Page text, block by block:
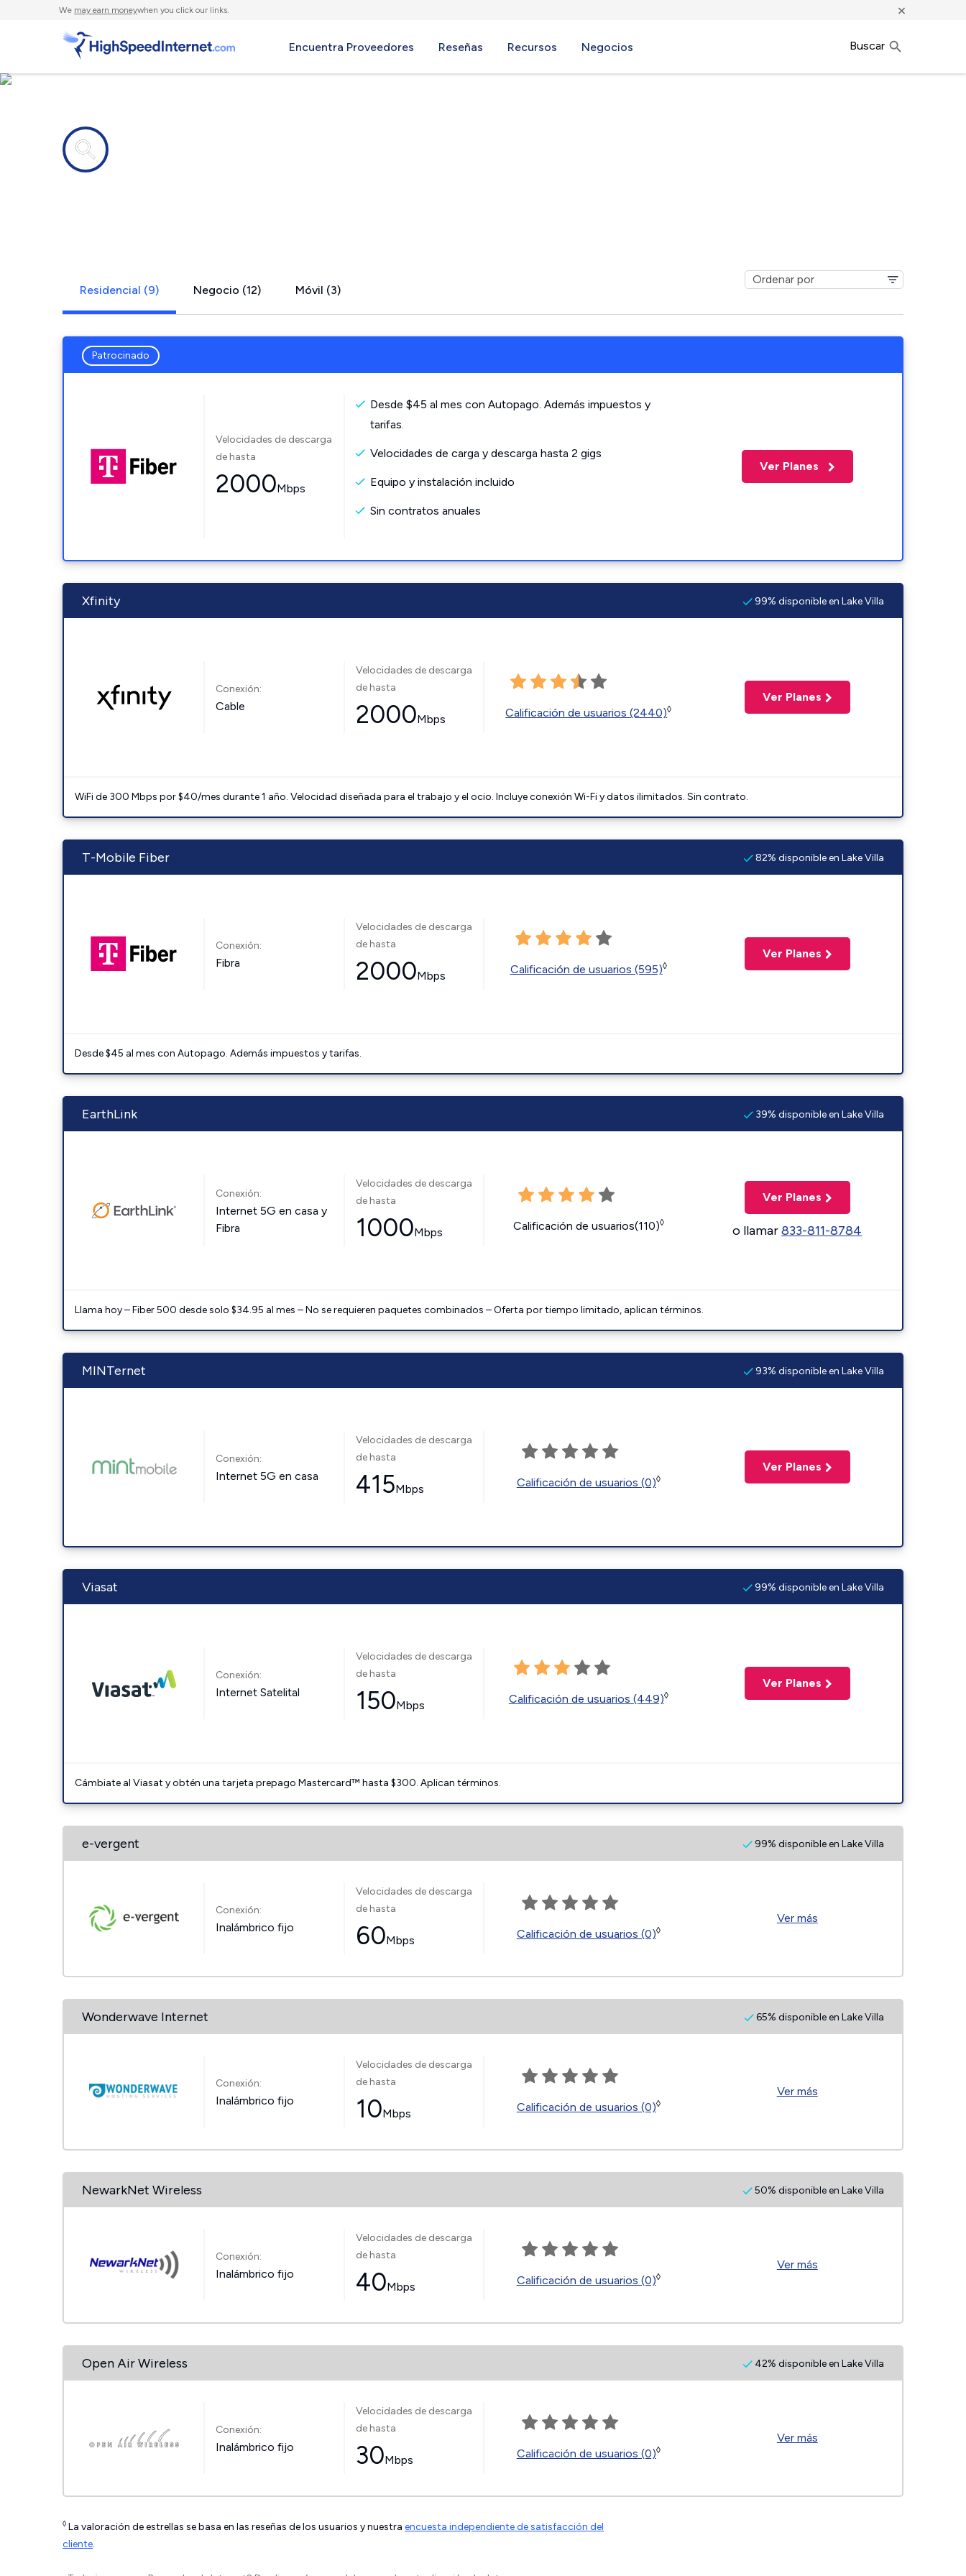
We may earn moneywhen you click our links. ×
Encuentra Proveedores Reseñas Recursos Negocios Buscar
Residencial (9) Negocio (12) Móvil (3)
Patrocinado
Velocidades de descarga
de hasta
2000Mbps
Desde $45 al mes con Autopago. Además impuestos y
tarifas.
Velocidades de carga y descarga hasta 2 gigs
Equipo y instalación incluido
Sin contratos anuales
Ver Planes
Xfinity 99% disponible en Lake Villa
Conexión:
Cable
Velocidades de descarga
de hasta
2000Mbps Calificación de usuarios (2440)◊
Ver Planes
WiFi de 300 Mbps por $40/mes durante 1 año. Velocidad diseñada para el trabajo y el ocio. Incluye conexión Wi-Fi y datos ilimitados. Sin contrato.
T-Mobile Fiber 82% disponible en Lake Villa
Conexión:
Fibra
Velocidades de descarga
de hasta
2000Mbps Calificación de usuarios (595)◊
Ver Planes
Desde $45 al mes con Autopago. Además impuestos y tarifas.
EarthLink 39% disponible en Lake Villa
Conexión:
Internet 5G en casa y
Fibra
Velocidades de descarga
de hasta
1000Mbps Calificación de usuarios(110)◊
Ver Planes
o llamar833-811-8784
Llama hoy – Fiber 500 desde solo $34.95 al mes – No se requieren paquetes combinados – Oferta por tiempo limitado, aplican términos.
MINTernet 93% disponible en Lake Villa
Conexión:
Internet 5G en casa
Velocidades de descarga
de hasta
415Mbps Calificación de usuarios (0)◊
Ver Planes
Viasat 99% disponible en Lake Villa
Conexión:
Internet Satelital
Velocidades de descarga
de hasta
150Mbps Calificación de usuarios (449)◊
Ver Planes
Cámbiate al Viasat y obtén una tarjeta prepago Mastercard™ hasta $300. Aplican términos.
e-vergent 99% disponible en Lake Villa
Conexión:
Inalámbrico fijo
Velocidades de descarga
de hasta
60Mbps Calificación de usuarios (0)◊
Ver más
Wonderwave Internet 65% disponible en Lake Villa
Conexión:
Inalámbrico fijo
Velocidades de descarga
de hasta
10Mbps Calificación de usuarios (0)◊
Ver más
NewarkNet Wireless 50% disponible en Lake Villa
Conexión:
Inalámbrico fijo
Velocidades de descarga
de hasta
40Mbps Calificación de usuarios (0)◊
Ver más
Open Air Wireless 42% disponible en Lake Villa
Conexión:
Inalámbrico fijo
Velocidades de descarga
de hasta
30Mbps Calificación de usuarios (0)◊
Ver más
◊ La valoración de estrellas se basa en las reseñas de los usuarios y nuestra encuesta independiente de satisfacción del
cliente.